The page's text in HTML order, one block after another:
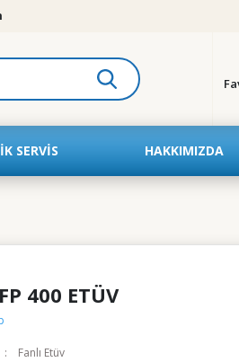
SERVIS HAKKIMIZDA
400 ETÜV
Fanlı Etüv